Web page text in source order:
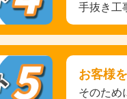
手抜き工
お客様
そのため